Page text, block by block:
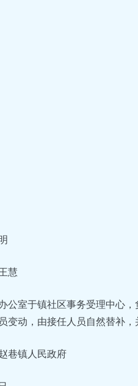
慧
公室于镇社区事务受理中心
变动，由接任人员自然替补
巷镇人民政府